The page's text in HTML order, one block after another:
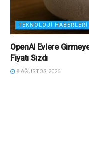
TEKNOLOJI HABERLERI
OpenAI Evlere
Fiyatı Sızdı
8 AĞUSTOS 2026